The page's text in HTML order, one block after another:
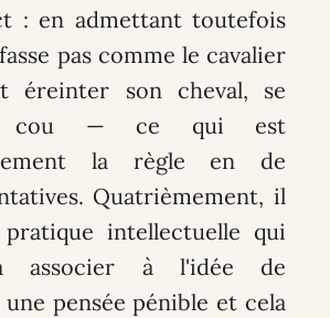
: en admettant toutefois
pas comme le cavalier
éreinter son cheval, se
cou — ce qui est
la règle en de
Quatrièmement, il
intellectuelle qui
associer à l'idée de
pensée pénible et cela